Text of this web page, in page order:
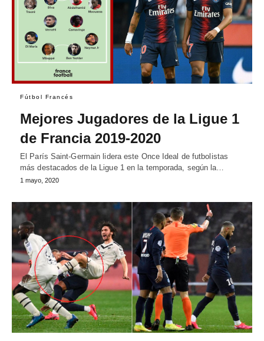
Fútbol Francés
Mejores Jugadores de la Ligue 1
de Francia 2019-2020
El París Saint-Germain lidera este Once Ideal de futbolistas
más destacados de la Ligue 1 en la temporada, según la…
1 mayo, 2020